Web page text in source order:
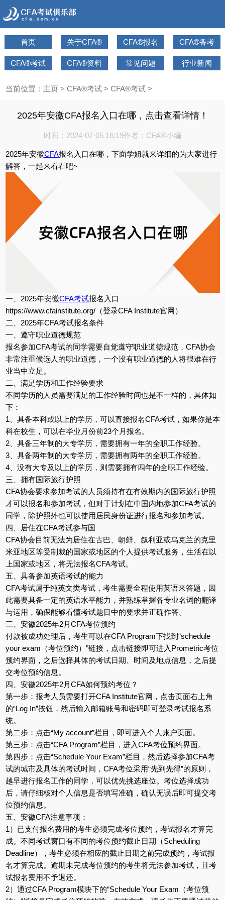
首页 关于CFA® CFA®报名 CFA®备考
CFA®考试 CFA®资料 常见问题 行业新闻
当前位置： 主页> CFA®考试> CFA®考试>
2025年安徽CFA报名入口在哪，点击查看详情！
时间：2024-07-05 16:19作者：CFA®小编
2025年安徽CFA报名入口在哪，下面学姐就来详细的为大家进行
解答，一起来看看吧~
一、2025年安徽CFA考试报名入口
https://www.cfainstitute.org/（登录CFA Institute官网）
二、2025年CFA考试报名条件
一、遵守职业道德规范
报名参加CFA考试的同学需要自觉遵守职业道德规范，CFA协会
非常注重候选人的职业道德，一个没有职业道德的人将很难在行
业当中立足。
二、满足学历和工作经验要求
不同学历的人员需要满足的工作经验时间也是不一样的，具体如
下：
1、具备本科或以上的学历，可以直接报名CFA考试，如果你是本
科在校生，可以在毕业月份前23个月报名。
2、具备三年制的大专学历，需要拥有一年的全职工作经验。
3、具备两年制的大专学历，需要拥有两年的全职工作经验。
4、没有大专及以上的学历，则需要拥有四年的全职工作经验。
三、拥有国际旅行护照
CFA协会要求参加考试的人员须持有在有效期内的国际旅行护照
才可以报名和参加考试，但对于计划在中国内地参加CFA考试的
同学，除护照外也可以使用居民身份证进行报名和参加考试。
四、居住在CFA考试参与国
CFA协会目前无法为居住在古巴、朝鲜、叙利亚或乌克兰的克里
米亚地区等受制裁的国家或地区的个人提供考试服务，生活在以
上国家或地区，将无法报名CFA考试。
五、具备参加英语考试的能力
CFA考试属于纯英文类考试，考生需要全程使用英语来答题，因
此需要具备一定的英语水平能力，并熟练掌握各专业名词的翻译
与运用，确保能够看懂考试题目中的要求并正确作答。
三、安徽2025年2月CFA考位预约
付款被成功处理后，考生可以在CFA Program下找到“schedule
your exam（考位预约）”链接，点击链接即可进入Prometric考位
预约界面，之后选择具体的考试日期、时间及地点信息，之后提
交考位预约信息。
四、安徽2025年2月CFA如何预约考位？
第一步：报考人员需要打开CFA Institute官网，点击页面右上角
的“Log In”按钮，然后输入邮箱账号和密码即可登录考试报名系
统。
第二步：点击“My account”栏目，即可进入个人账户页面。
第三步：点击“CFA Program”栏目，进入CFA考位预约界面。
第四步：点击“Schedule Your Exam”栏目，然后选择参加CFA考
试的城市及具体的考试时间，CFA考位采用“先到先得”的原则，
越早进行报名工作的同学，可以优先挑选座位。考位选择成功
后，请仔细核对个人信息是否填写准确，确认无误后即可提交考
位预约信息。
五、安徽CFA注意事项：
1）已支付报名费用的考生必须完成考位预约，考试报名才算完
成。不同考试窗口有不同的考位预约截止日期（Scheduling
Deadline），考生必须在相应的截止日期之前完成预约，考试报
名才算完成。逾期未完成考位预约的考生将无法参加考试，且考
试报名费用不予退还。
2）通过CFA Program模块下的“Schedule Your Exam（考位预